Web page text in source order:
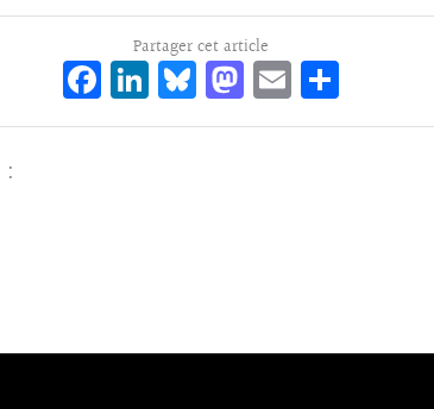
Partager cet article
Fa
ce
Li
n
Bl
ue
M
as
E
m rt
: